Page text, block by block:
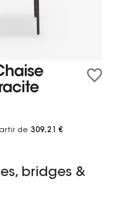
de 309,21 €
bridges &